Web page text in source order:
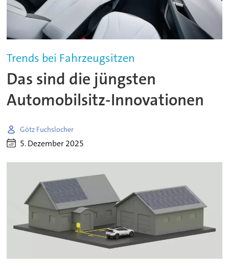
Trends bei Fahrzeugsitzen
Das sind die jüngsten
Automobilsitz-Innovationen
Götz Fuchslocher
5. Dezember 2025